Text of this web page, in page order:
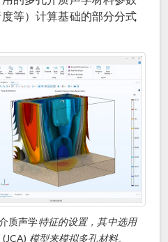
度等）计算基础的部分分式
质声学特征的设置，其中选用
模型来模拟多孔材料。